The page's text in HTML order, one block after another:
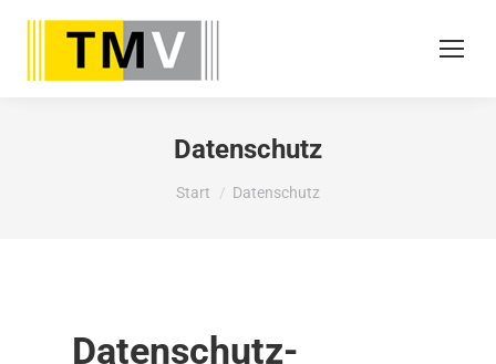
Datenschutz
Sie befinden sich hier:
Start Datenschutz
Datenschutz­